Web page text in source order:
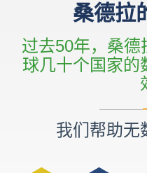
桑德拉
过去50年，桑
球几十个国家的
我们帮助无